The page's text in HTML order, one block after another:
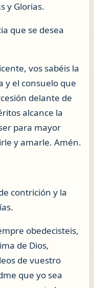
y Glorias.
que se desea
vos sabéis la
y el consuelo que
delante de
alcance la
para mayor
y amarle. Amén.
contrición y la
obedecisteis,
de Dios,
de vuestro
que yo sea